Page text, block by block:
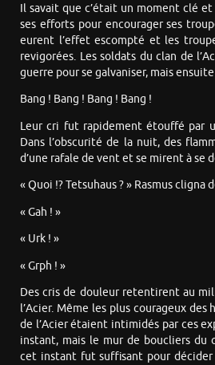
Il savait que c’était un moment clé
ses efforts pour encourager ses
eurent l’effet escompté et les
revigorées. Les soldats du clan de
guerre pour se galvaniser, mais
Bang ! Bang ! Bang ! Bang !
Leur cri fut rapidement étouffé par
Dans l’obscurité de la nuit, des
d’une rafale de vent et se mirent à se
« Quoi !? Tetsuhaus ? » Rasmus cligna
« Gah ! »
« Urk ! »
« Grph ! »
Des cris de douleur retentirent au
l’Acier. Même les plus courageux des
de l’Acier étaient intimidés par ces
instant, mais le mur de boucliers du
cet instant fut suffisant pour décider